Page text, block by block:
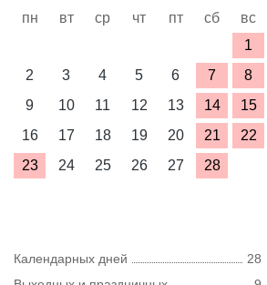
пн вт ср чт пт сб
вс
1
2
3 4 5 6 7
8
9
10 11 12 13 14
15
16
17 18 19 20 21
22
23
24 25 26 27 28
Календарных дней
28